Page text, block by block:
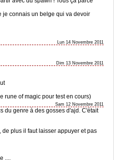
je connais un belge qui va devoir
Lun 14 Novembre 2011
Dim 13 Novembre 2011
rune of magic pour test en cours)
Sam 12 Novembre 2011
du genre à des gosses d'ajd. C'était
plus il faut laisser appuyer et pas
....